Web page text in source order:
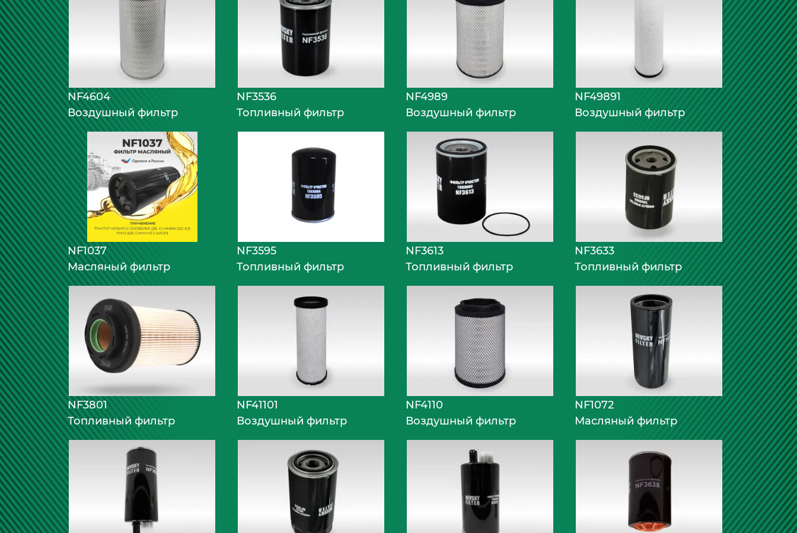
NF4604
Воздушный фильтр
NF3536
Топливный фильтр
NF4989
Воздушный фильтр
NF49891
Воздушный фильтр
NF1037
Масляный фильтр
NF3595
Топливный фильтр
NF3613
Топливный фильтр
NF3633
Топливный фильтр
NF3801
Топливный фильтр
NF41101
Воздушный фильтр
NF4110
Воздушный фильтр
NF1072
Масляный фильтр